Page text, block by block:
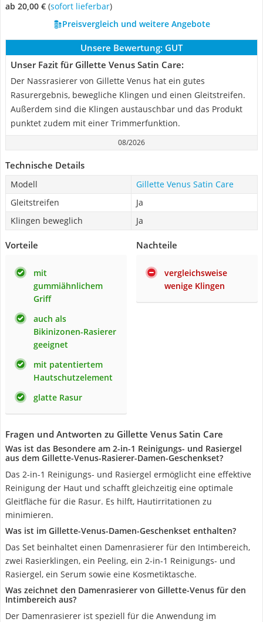
ab 20,00 € ( Sofort lieferbar)
Preisvergleich und weitere Angebote
Unsere Bewertung: GUT
Unser Fazit für Gillette Venus Satin Care:
Der Nassrasierer von Gillette Venus hat ein gutes
Rasurergebnis, bewegliche Klingen und einen Gleitstreifen.
Außerdem sind die Klingen austauschbar und das Produkt
punktet zudem mit einer Trimmerfunktion.
08/2026
Technische Details
Modell
Gillette Venus Satin Care
Gleitstreifen
Ja
Klingen beweglich
Ja
Vorteile
mit
gummiähnlichem
Griff
auch als
Bikinizonen-Rasierer
geeignet
mit patentiertem
Hautschutzelement
glatte Rasur
Nachteile
vergleichsweise
wenige Klingen
Fragen und Antworten zu Gillette Venus Satin Care
Was ist das Besondere am 2-in-1 Reinigungs- und Rasiergel
aus dem Gillette-Venus-Rasierer-Damen-Geschenkset?
Das 2-in-1 Reinigungs- und Rasiergel ermöglicht eine effektive
Reinigung der Haut und schafft gleichzeitig eine optimale
Gleitfläche für die Rasur. Es hilft, Hautirritationen zu
minimieren.
Was ist im Gillette-Venus-Damen-Geschenkset enthalten?
Das Set beinhaltet einen Damenrasierer für den Intimbereich,
zwei Rasierklingen, ein Peeling, ein 2-in-1 Reinigungs- und
Rasiergel, ein Serum sowie eine Kosmetiktasche.
Was zeichnet den Damenrasierer von Gillette-Venus für den
Intimbereich aus?
Der Damenrasierer ist speziell für die Anwendung im